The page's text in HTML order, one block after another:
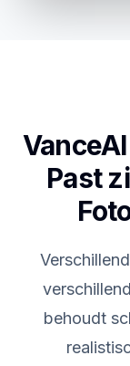
Past
behoudt